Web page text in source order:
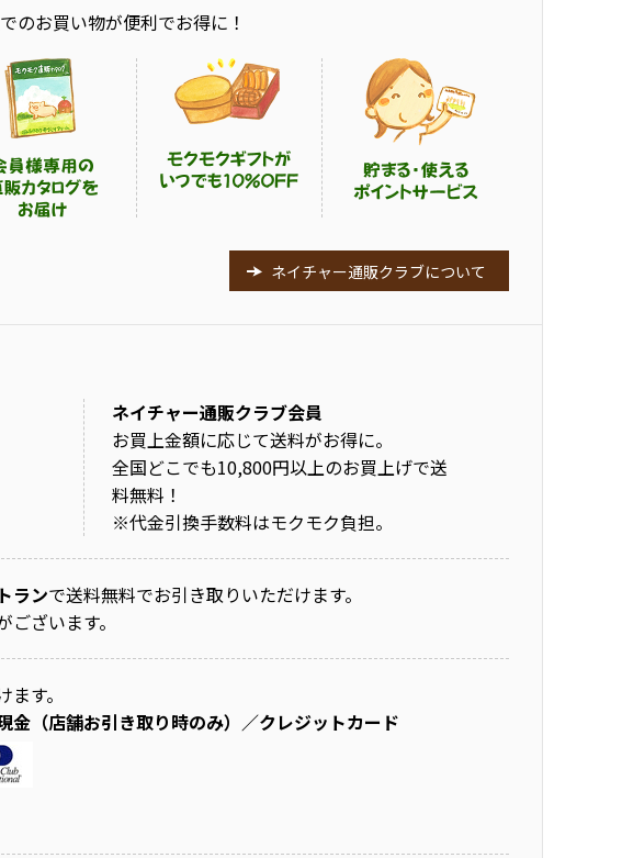
のお買い物が便利でお得に！
ネイチャー通販クラブについて
ネイチャー通販クラブ会員
お買上金額に応じて送料がお得に。
全国どこでも10,800円以上のお買上げで送
料無料！
※代金引換手数料はモクモク負担。
ランで送料無料でお引き取りいただけます。
ざいます。
す。
金（店舗お引き取り時のみ）／クレジットカード